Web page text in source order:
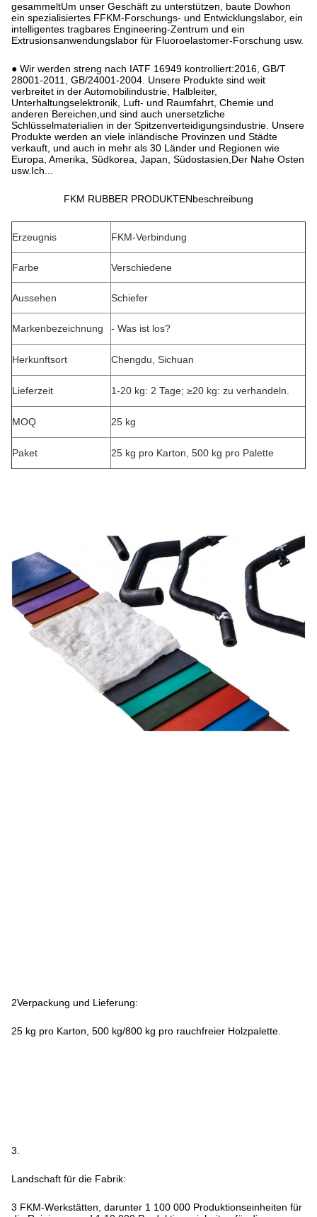
gesammeltUm unser Geschäft zu unterstützen, baute Dowhon
ein spezialisiertes FFKM-Forschungs- und Entwicklungslabor, ein
intelligentes tragbares Engineering-Zentrum und ein
Extrusionsanwendungslabor für Fluoroelastomer-Forschung usw.
● Wir werden streng nach IATF 16949 kontrolliert:2016, GB/T
28001-2011, GB/24001-2004. Unsere Produkte sind weit
verbreitet in der Automobilindustrie, Halbleiter,
Unterhaltungselektronik, Luft- und Raumfahrt, Chemie und
anderen Bereichen,und sind auch unersetzliche
Schlüsselmaterialien in der Spitzenverteidigungsindustrie. Unsere
Produkte werden an viele inländische Provinzen und Städte
verkauft, und auch in mehr als 30 Länder und Regionen wie
Europa, Amerika, Südkorea, Japan, Südostasien,Der Nahe Osten
usw.Ich...
FKM RUBBER PRODUKTENbeschreibung
Erzeugnis FKM-Verbindung
Farbe Verschiedene
Aussehen Schiefer
Markenbezeichnung - Was ist los?
Herkunftsort Chengdu, Sichuan
Lieferzeit 1-20 kg: 2 Tage; ≥20 kg: zu verhandeln.
MOQ 25 kg
Paket 25 kg pro Karton, 500 kg pro Palette
2Verpackung und Lieferung:
25 kg pro Karton, 500 kg/800 kg pro rauchfreier Holzpalette.
3.
Landschaft für die Fabrik:
3 FKM-Werkstätten, darunter 1 100 000 Produktionseinheiten für